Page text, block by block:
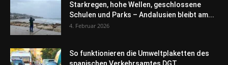
Starkregen, hohe Wellen, geschlossene
Schulen und Parks – Andalusien bleibt am...
4. Februar 2026
So funktionieren die Umweltplaketten des